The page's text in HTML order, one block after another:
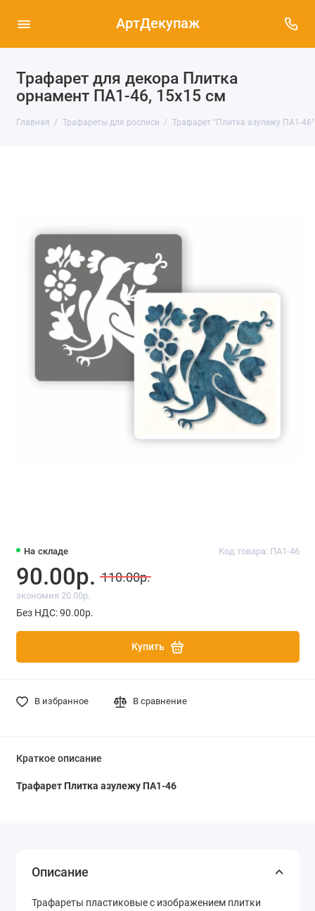
АртДекупаж
Трафарет для декора Плитка
орнамент ПА1-46, 15х15 см
Главная Трафареты для росписи Трафарет "Плитка азулежу ПА1-
На складе Код товара: ПА1-46
90.00р. 110.00р.
экономия 20.00р.
Без НДС: 90.00р.
Купить
В избранное В сравнение
Краткое описание
Трафарет Плитка азулежу ПА1-46
Описание
Трафареты пластиковые с изображением плитки